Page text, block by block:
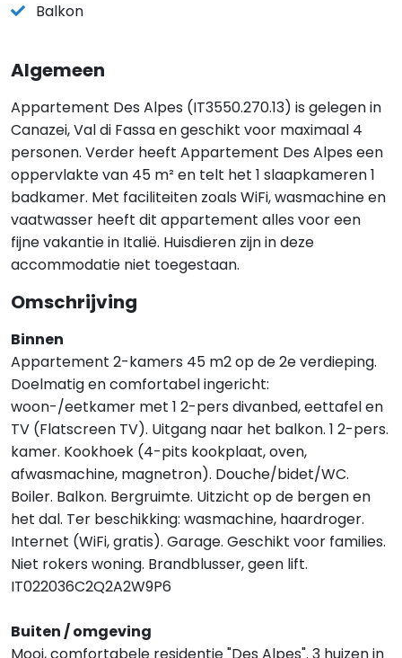
Balkon
Algemeen
Appartement Des Alpes (IT3550.270.13) is gelegen in
Canazei, Val di Fassa en geschikt voor maximaal 4
personen. Verder heeft Appartement Des Alpes een
oppervlakte van 45 m² en telt het 1 slaapkameren 1
badkamer. Met faciliteiten zoals WiFi, wasmachine en
vaatwasser heeft dit appartement alles voor een
fijne vakantie in Italië. Huisdieren zijn in deze
accommodatie niet toegestaan.
Omschrijving
Binnen
Appartement 2-kamers 45 m2 op de 2e verdieping.
Doelmatig en comfortabel ingericht:
woon-/eetkamer met 1 2-pers divanbed, eettafel en
TV (Flatscreen TV). Uitgang naar het balkon. 1 2-pers.
kamer. Kookhoek (4-pits kookplaat, oven,
afwasmachine, magnetron). Douche/bidet/WC.
Boiler. Balkon. Bergruimte. Uitzicht op de bergen en
het dal. Ter beschikking: wasmachine, haardroger.
Internet (WiFi, gratis). Garage. Geschikt voor families.
Niet rokers woning. Brandblusser, geen lift.
IT022036C2Q2A2W9P6
Buiten / omgeving